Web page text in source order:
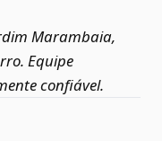
Marambaia,
Equipe
confiável.